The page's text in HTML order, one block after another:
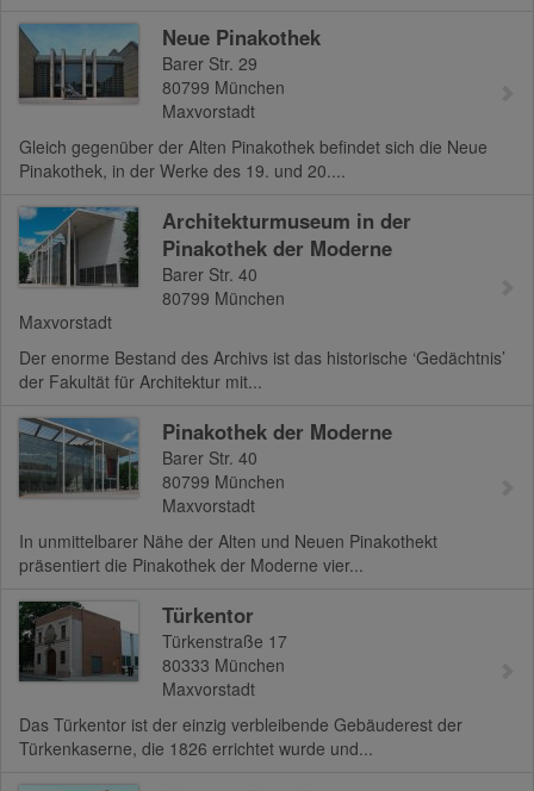
Neue Pinakothek
Barer Str. 29
80799 München
Maxvorstadt
Gleich gegenüber der Alten Pinakothek befindet sich die Neue
Pinakothek, in der Werke des 19. und 20....
Architekturmuseum in der
Pinakothek der Moderne
Barer Str. 40
80799 München
Maxvorstadt
Der enorme Bestand des Archivs ist das historische ‘Gedächtnis’
der Fakultät für Architektur mit...
Pinakothek der Moderne
Barer Str. 40
80799 München
Maxvorstadt
In unmittelbarer Nähe der Alten und Neuen Pinakothekt
präsentiert die Pinakothek der Moderne vier...
Türkentor
Türkenstraße 17
80333 München
Maxvorstadt
Das Türkentor ist der einzig verbleibende Gebäuderest der
Türkenkaserne, die 1826 errichtet wurde und...